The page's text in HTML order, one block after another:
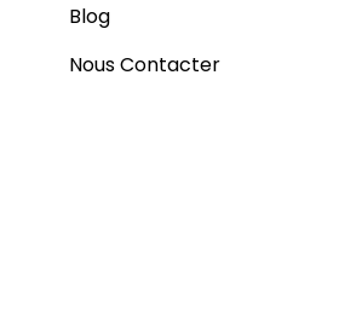
Blog
Nous Contacter